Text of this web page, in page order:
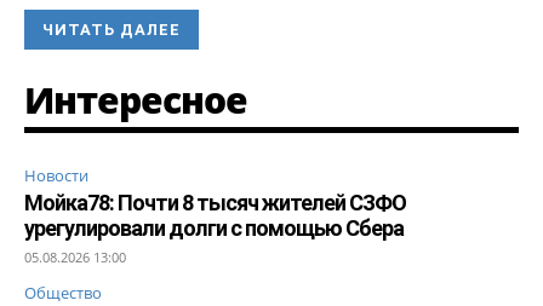
ЧИТАТЬ ДАЛЕЕ
Интересное
Новости
Мойка78: Почти 8 тысяч жителей СЗФО
урегулировали долги с помощью Сбера
05.08.2026 13:00
Общество